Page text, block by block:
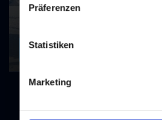
Präferenzen
Statistiken
Marketing
to the experience